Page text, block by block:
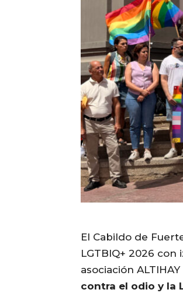
El Cabildo de
LGTBIQ+ 2026
asociación
contra el odio y la